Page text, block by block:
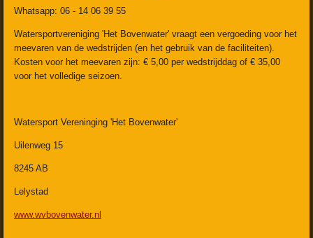
Whatsapp: 06 - 14 06 39 55
Watersportvereniging 'Het Bovenwater' vraagt een vergoeding voor het
meevaren van de wedstrijden (en het gebruik van de faciliteiten).
Kosten voor het meevaren zijn: € 5,00 per wedstrijddag of € 35,00
voor het volledige seizoen.
Watersport Vereninging 'Het Bovenwater'
Uilenweg 15
8245 AB
Lelystad
www.wvbovenwater.nl